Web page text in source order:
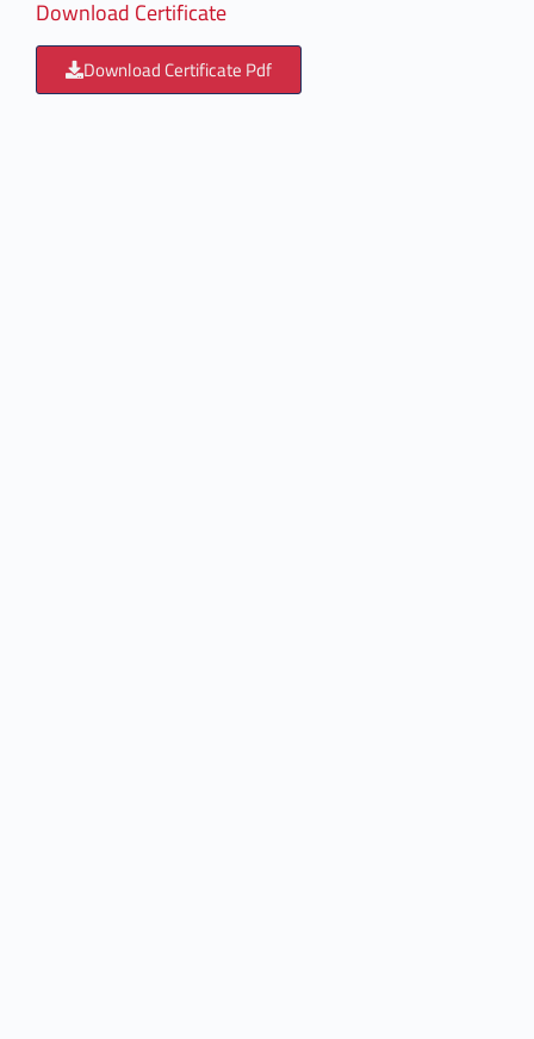
Download Certificate
Download Certificate Pdf